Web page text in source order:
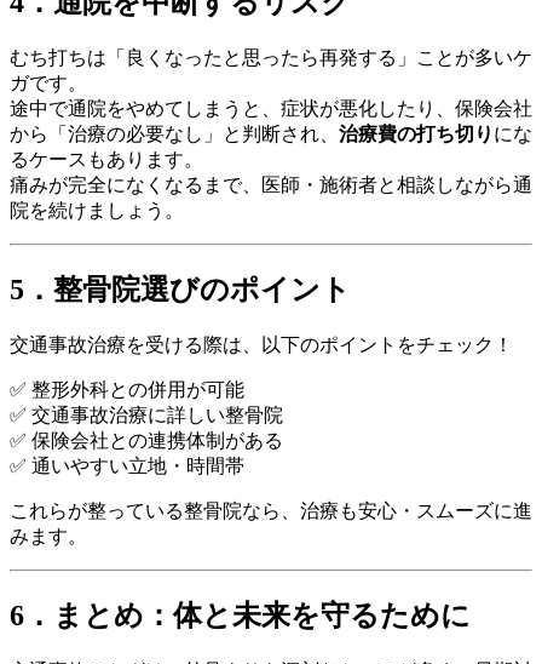
むち打ちは「良くなったと思ったら再発する」ことが多いケ
ガです。
途中で通院をやめてしまうと、症状が悪化したり、保険会社
から「治療の必要なし」と判断され、 治療費の打ち切り にな
るケースもあります。
痛みが完全になくなるまで、医師・施術者と相談しながら通
院を続けましょう。
5．整骨院選びのポイント
交通事故治療を受ける際は、以下のポイントをチェック！
✅ 整形外科との併用が可能
✅ 交通事故治療に詳しい整骨院
✅ 保険会社との連携体制がある
✅ 通いやすい立地・時間帯
これらが整っている整骨院なら、治療も安心・スムーズに進
みます。
6．まとめ：体と未来を守るために